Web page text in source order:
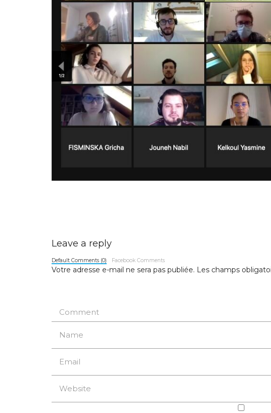
Leave a reply
Default Comments (0) Facebook Comments
Votre adresse e-mail ne sera pas publiée. Les champs